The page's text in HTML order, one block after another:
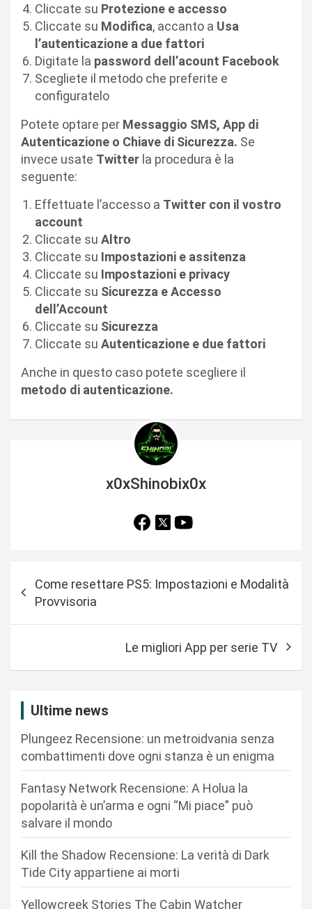
Cliccate su Protezione e accesso
Cliccate su Modifica, accanto a Usa
l’autenticazione a due fattori
Digitate la password dell’acount Facebook
Scegliete il metodo che preferite e
configuratelo
Potete optare per Messaggio SMS, App di
Autenticazione o Chiave di Sicurezza. Se
invece usate Twitter la procedura è la
seguente:
Effettuate l’accesso a Twitter con il vostro
account
Cliccate su Altro
Cliccate su Impostazioni e assitenza
Cliccate su Impostazioni e privacy
Cliccate su Sicurezza e Accesso
dell’Account
Cliccate su Sicurezza
Cliccate su Autenticazione e due fattori
Anche in questo caso potete scegliere il
metodo di autenticazione.
x0xShinobix0x
Come resettare PS5: Impostazioni e Modalità
Provvisoria
Le migliori App per serie TV
Ultime news
Plungeez Recensione: un metroidvania senza
combattimenti dove ogni stanza è un enigma
Fantasy Network Recensione: A Holua la
popolarità è un’arma e ogni “Mi piace” può
salvare il mondo
Kill the Shadow Recensione: La verità di Dark
Tide City appartiene ai morti
Yellowcreek Stories The Cabin Watcher